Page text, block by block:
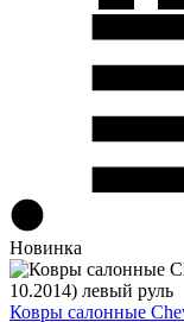
Новинка
Ковры салонные